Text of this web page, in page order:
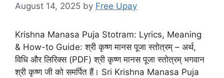
August 14, 2025 by Free Upay
Krishna Manasa Puja Stotram: Lyrics, Meaning
& How-to Guide: श्री कृष्ण मानस पूजा स्तोत्रम् – अर्थ,
विधि और लिरिक्स (PDF) श्री कृष्ण मानस पूजा स्तोत्रम् भगवान
श्री कृष्ण जी को समर्पित हैं। Sri Krishna Manasa Puja